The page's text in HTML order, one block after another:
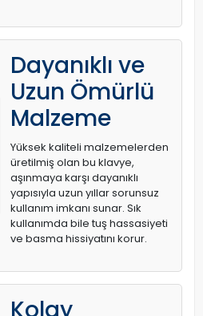
Dayanıklı ve
Uzun Ömürlü
Malzeme
Yüksek kaliteli malzemelerden
üretilmiş olan bu klavye,
aşınmaya karşı dayanıklı
yapısıyla uzun yıllar sorunsuz
kullanım imkanı sunar. Sık
kullanımda bile tuş hassasiyeti
ve basma hissiyatını korur.